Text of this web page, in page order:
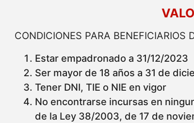
CONDICIONES PARA BENEFICIARIOS
Estar empadronado a 31/12/2023
Ser mayor de 18 años a 31 de
Tener DNI, TIE o NIE en vigor
No encontrarse incursas en
de la Ley 38/2003, de 17 de